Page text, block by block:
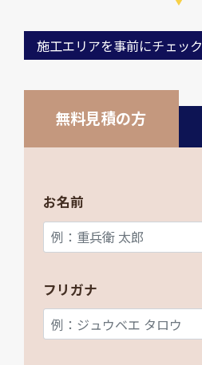
施工エリアを事前にチェック
無料見積の方
お名前
フリガナ